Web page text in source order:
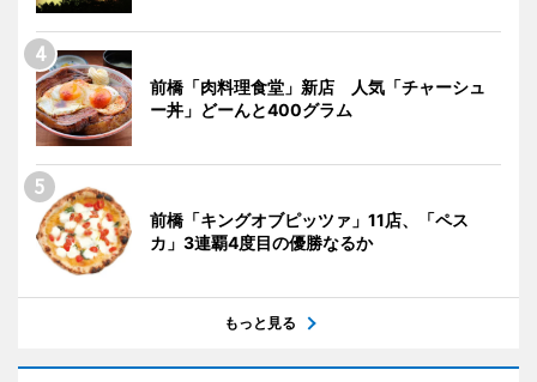
前橋「肉料理食堂」新店 人気「チャーシュ
ー丼」どーんと400グラム
前橋「キングオブピッツァ」11店、「ペス
カ」3連覇4度目の優勝なるか
もっと見る